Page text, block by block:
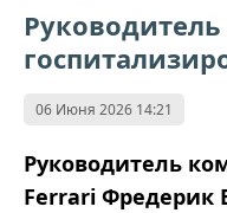
06 Июня 2026 14:21
Руководитель
Ferrari Фредерик